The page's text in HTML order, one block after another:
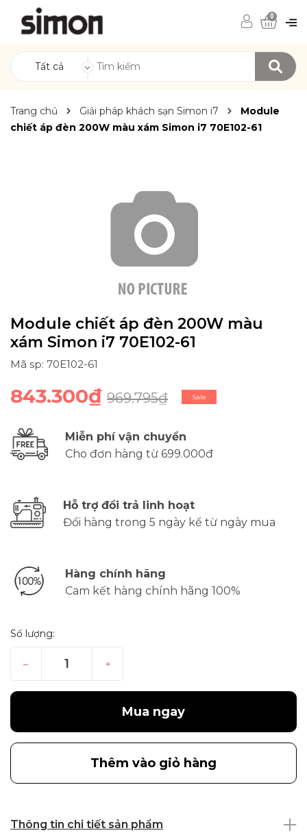
Tất cả
0
Trang chủ Giải pháp khách sạn Simon i7
Module
chiết áp đèn 200W màu xám Simon i7 70E102-61
Module chiết áp đèn 200W màu
xám Simon i7 70E102-61
Mã sp: 70E102-61
843.300₫ 969.795₫ Sale
Miễn phí vận chuyển
Cho đơn hàng từ 699.000đ
Hỗ trợ đổi trả linh hoạt
Đổi hàng trong 5 ngày kể từ ngày mua
Hàng chính hãng
Cam kết hàng chính hãng 100%
Số lượng:
– +
Mua ngay
Thêm vào giỏ hàng
Thông tin chi tiết sản phẩm